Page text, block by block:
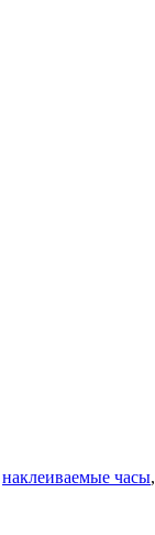
наклеиваемые часы,